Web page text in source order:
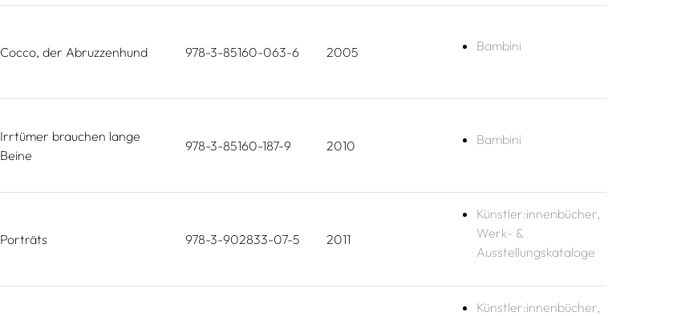
Cocco, der Abruzzenhund 978-3-85160-063-6 2005 Bambini
Irrtümer brauchen lange
Beine
978-3-85160-187-9 2010 Bambini
Porträts 978-3-902833-07-5 2011
Künstler:innenbücher,
Werk- &
Ausstellungskataloge
Künstler:innenbücher,